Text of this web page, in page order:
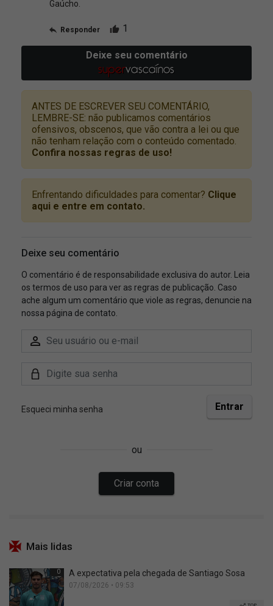
Mais lidas
0 A expectativa pela chegada de Santiago Sosa
07/08/2026 • 09:53